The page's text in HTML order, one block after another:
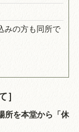
みの方も同所で
］
所を本堂から「休